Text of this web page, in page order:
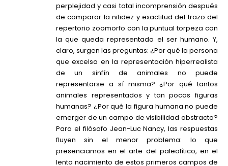
perplejidad y casi total incomprensión después
de comparar la nitidez y exactitud del trazo del
repertorio zoomorfo con la puntual torpeza con
la que queda representado el ser humano. Y,
claro, surgen las preguntas: ¿Por qué la persona
que excelsa en la representación hiperrealista
de un sinfín de animales no puede
representarse a sí misma? ¿Por qué tantos
animales representados y tan pocas figuras
humanas? ¿Por qué la figura humana no puede
emerger de un campo de visibilidad abstracto?
Para el filósofo Jean-Luc Nancy, las respuestas
fluyen sin el menor problema: lo que
presenciamos en el arte del paleolítico, en el
lento nacimiento de estos primeros campos de